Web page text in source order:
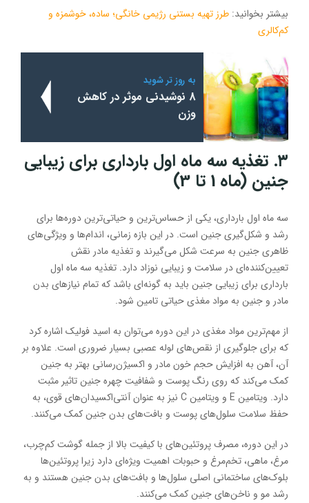
بیشتر بخوانید: طرز تهیه بستنی رژیمی خانگی؛ ساده، خوشمزه و
کم‌کالری
به روز تر شوید
8 نوشیدنی موثر در کاهش
وزن
۳. تغذیه سه ماه اول بارداری برای زیبایی
جنین (ماه 1 تا 3)
سه ماه اول بارداری، یکی از حساس‌ترین و حیاتی‌ترین دوره‌ها برای
رشد و شکل‌گیری جنین است. در این بازه زمانی، اندام‌ها و ویژگی‌های
ظاهری جنین به سرعت شکل می‌گیرند و تغذیه مادر نقش
تعیین‌کننده‌ای در سلامت و زیبایی نوزاد دارد. تغذیه سه ماه اول
بارداری برای زیبایی جنین باید به گونه‌ای باشد که تمام نیازهای بدن
مادر و جنین به مواد مغذی حیاتی تامین شود.
از مهم‌ترین مواد مغذی در این دوره می‌توان به اسید فولیک اشاره کرد
که برای جلوگیری از نقص‌های لوله عصبی بسیار ضروری است. علاوه بر
آن، آهن به افزایش حجم خون مادر و اکسیژن‌رسانی بهتر به جنین
کمک می‌کند که روی رنگ پوست و شفافیت چهره جنین تاثیر مثبت
دارد. ویتامین E و ویتامین C نیز به عنوان آنتی‌اکسیدان‌های قوی، به
حفظ سلامت سلول‌های پوست و بافت‌های بدن جنین کمک می‌کنند.
در این دوره، مصرف پروتئین‌های با کیفیت بالا از جمله گوشت کم‌چرب،
مرغ، ماهی، تخم‌مرغ و حبوبات اهمیت ویژه‌ای دارد زیرا پروتئین‌ها
بلوک‌های ساختمانی اصلی سلول‌ها و بافت‌های بدن جنین هستند و به
رشد مو و ناخن‌های جنین کمک می‌کنند.